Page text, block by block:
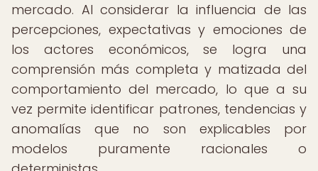
mercado. Al considerar la influencia de las
percepciones, expectativas y emociones de
los actores económicos, se logra una
comprensión más completa y matizada del
comportamiento del mercado, lo que a su
vez permite identificar patrones, tendencias y
anomalías que no son explicables por
modelos puramente racionales o